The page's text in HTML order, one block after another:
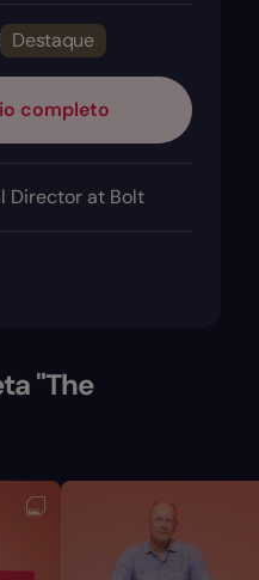
Destaque
completo
Director at Bolt
"The